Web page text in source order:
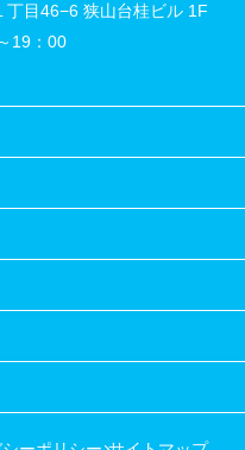
丁目46−6 狭山台桂ビル 1F
19：00